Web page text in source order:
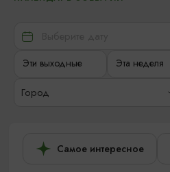
Эти выходные Эта неделя
Город
Самое интересное